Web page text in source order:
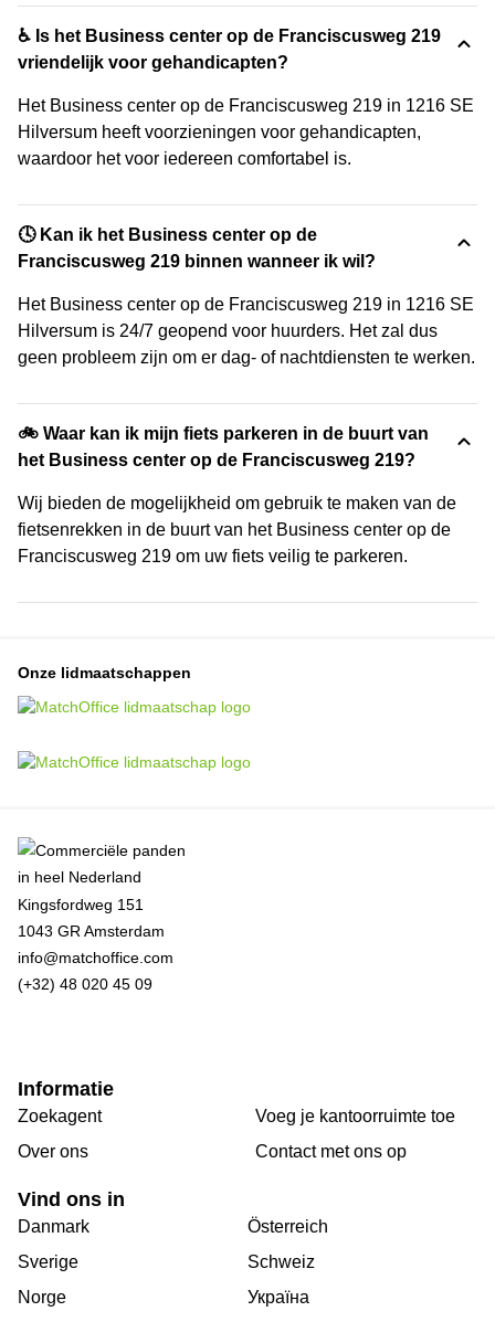
♿ Is het Business center op de Franciscusweg 219
vriendelijk voor gehandicapten?
Het Business center op de Franciscusweg 219 in 1216 SE
Hilversum heeft voorzieningen voor gehandicapten,
waardoor het voor iedereen comfortabel is.
🕓 Kan ik het Business center op de
Franciscusweg 219 binnen wanneer ik wil?
Het Business center op de Franciscusweg 219 in 1216 SE
Hilversum is 24/7 geopend voor huurders. Het zal dus
geen probleem zijn om er dag- of nachtdiensten te werken.
🚲 Waar kan ik mijn fiets parkeren in de buurt van
het Business center op de Franciscusweg 219?
Wij bieden de mogelijkheid om gebruik te maken van de
fietsenrekken in de buurt van het Business center op de
Franciscusweg 219 om uw fiets veilig te parkeren.
Onze lidmaatschappen
Kingsfordweg 151
1043 GR Amsterdam
info@matchoffice.com
(+32) 48 020 45 09
Informatie
Zoekagent
Over ons
Voeg je kantoorruimte toe
Сontact met ons op
Vind ons in
Danmark
Sverige
Norge
Österreich
Schweiz
Україна